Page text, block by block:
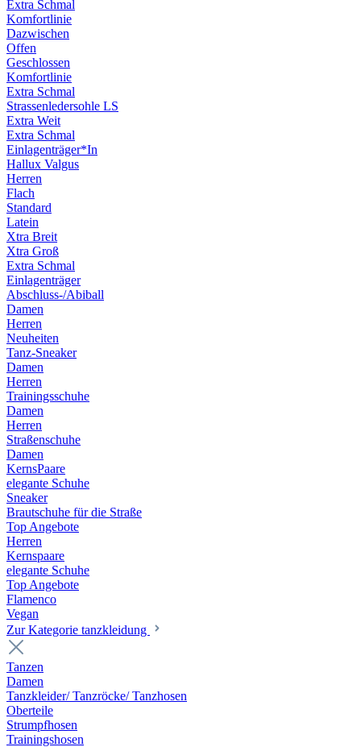
Extra Schmal
Komfortlinie
Dazwischen
Offen
Geschlossen
Komfortlinie
Extra Schmal
Strassenledersohle LS
Extra Weit
Extra Schmal
Einlagenträger*In
Hallux Valgus
Herren
Flach
Standard
Latein
Xtra Breit
Xtra Groß
Extra Schmal
Einlagenträger
Abschluss-/Abiball
Damen
Herren
Neuheiten
Tanz-Sneaker
Damen
Herren
Trainingsschuhe
Damen
Herren
Straßenschuhe
Damen
KernsPaare
elegante Schuhe
Sneaker
Brautschuhe für die Straße
Top Angebote
Herren
Kernspaare
elegante Schuhe
Top Angebote
Flamenco
Vegan
Zur Kategorie tanzkleidung
Tanzen
Damen
Tanzkleider/ Tanzröcke/ Tanzhosen
Oberteile
Strumpfhosen
Trainingshosen